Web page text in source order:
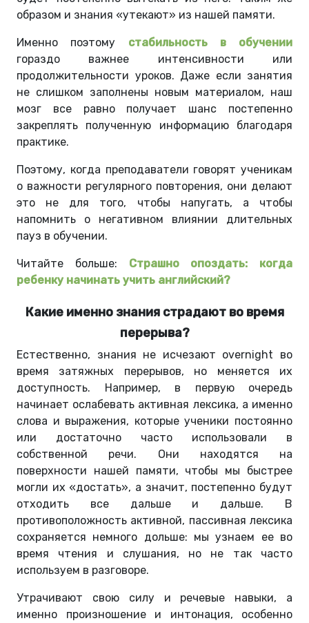
образом и знания «утекают» из нашей памяти.
Именно поэтому стабильность в обучении
гораздо важнее интенсивности или
продолжительности уроков. Даже если занятия
не слишком заполнены новым материалом, наш
мозг все равно получает шанс постепенно
закреплять полученную информацию благодаря
практике.
Поэтому, когда преподаватели говорят ученикам
о важности регулярного повторения, они делают
это не для того, чтобы напугать, а чтобы
напомнить о негативном влиянии длительных
пауз в обучении.
Читайте больше: Страшно опоздать: когда
ребенку начинать учить английский?
Какие именно знания страдают во время
перерыва?
Естественно, знания не исчезают overnight во
время затяжных перерывов, но меняется их
доступность. Например, в первую очередь
начинает ослабевать активная лексика, а именно
слова и выражения, которые ученики постоянно
или достаточно часто использовали в
собственной речи. Они находятся на
поверхности нашей памяти, чтобы мы быстрее
могли их «достать», а значит, постепенно будут
отходить все дальше и дальше. В
противоположность активной, пассивная лексика
сохраняется немного дольше: мы узнаем ее во
время чтения и слушания, но не так часто
используем в разговоре.
Утрачивают свою силу и речевые навыки, а
именно произношение и интонация, особенно